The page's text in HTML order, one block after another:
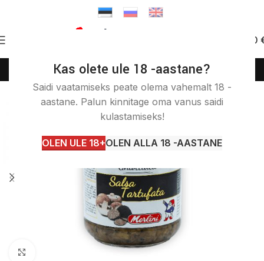
Kas olete ule 18 -aastane?
Saidi vaatamiseks peate olema vahemalt 18 -
aastane. Palun kinnitage oma vanus saidi
kulastamiseks!
OLEN ULE 18+OLEN ALLA 18 -AASTANE
0.00
(+372) 58 58 50 46info@itashop.ee
Kliki suurendamiseks